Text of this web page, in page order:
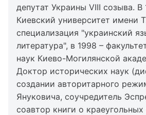
депутат Украины VIII созыва. В
Киевский университет имени
специализация "украинский
литература", в 1998 –
наук Киево-Могилянской
Доктор исторических наук
создании авторитарного
Януковича, соучредитель
соавтор книги о краеугольных